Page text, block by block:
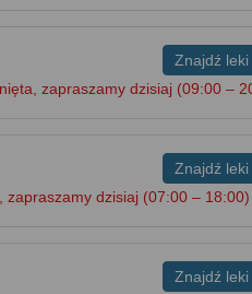
Znajdź
zapraszamy dzisiaj (09:00 –
Znajdź
zapraszamy dzisiaj (07:00 – 18:00)
Znajdź